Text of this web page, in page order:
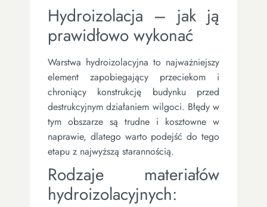
Hydroizolacja – jak ją
prawidłowo wykonać
Warstwa hydroizolacyjna to najważniejszy
element zapobiegający przeciekom i
chroniący konstrukcję budynku przed
destrukcyjnym działaniem wilgoci. Błędy w
tym obszarze są trudne i kosztowne w
naprawie, dlatego warto podejść do tego
etapu z najwyższą starannością.
Rodzaje materiałów
hydroizolacyjnych: